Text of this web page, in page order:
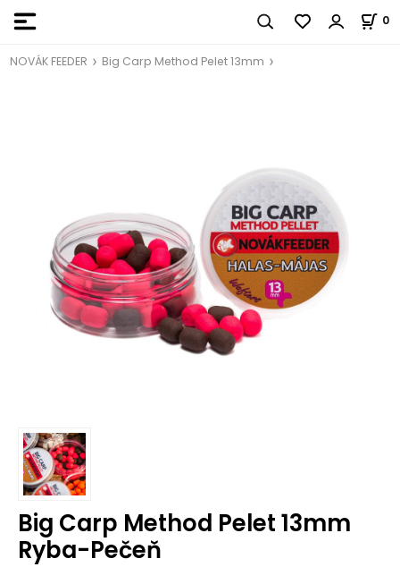
0
NOVÁK FEEDER Big Carp Method Pelet 13mm
Big Carp Method Pelet 13mm
Ryba-Pečeň